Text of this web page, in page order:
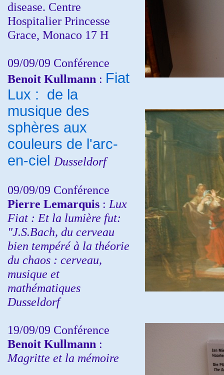
disease. Centre
Hospitalier Princesse
Grace, Monaco 17 H
09/09/09 Conférence
Benoit Kullmann : Fiat
Lux : de la
musique des
sphères aux
couleurs de l'arc-
en-ciel Dusseldorf
09/09/09 Conférence
Pierre Lemarquis : Lux
Fiat : Et la lumière fut:
"J.S.Bach, du cerveau
bien tempéré à la théorie
du chaos : cerveau,
musique et
mathématiques
Dusseldorf
19/09/09 Conférence
Benoit Kullmann :
Magritte et la mémoire